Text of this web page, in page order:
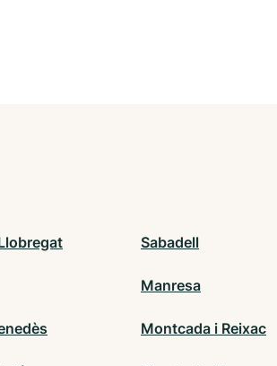
Sabadell
Manresa
Montcada i Reixac